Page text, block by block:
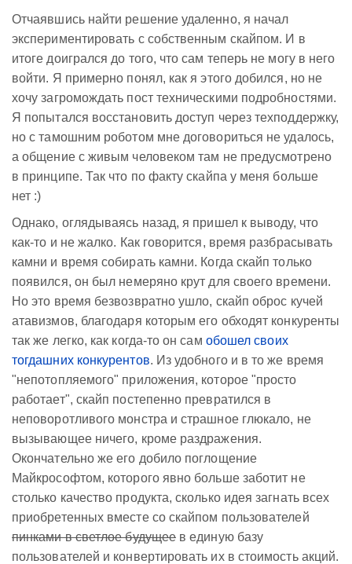
Отчаявшись найти решение удаленно, я начал
экспериментировать с собственным скайпом. И в
итоге доигрался до того, что сам теперь не могу в него
войти. Я примерно понял, как я этого добился, но не
хочу загромождать пост техническими подробностями.
Я попытался восстановить доступ через техподдержку,
но с тамошним роботом мне договориться не удалось,
а общение с живым человеком там не предусмотрено
в принципе. Так что по факту скайпа у меня больше
нет :)
Однако, оглядываясь назад, я пришел к выводу, что
как-то и не жалко. Как говорится, время разбрасывать
камни и время собирать камни. Когда скайп только
появился, он был немеряно крут для своего времени.
Но это время безвозвратно ушло, скайп оброс кучей
атавизмов, благодаря которым его обходят конкуренты
так же легко, как когда-то он сам обошел своих
тогдашних конкурентов. Из удобного и в то же время
"непотопляемого" приложения, которое "просто
работает", скайп постепенно превратился в
неповоротливого монстра и страшное глюкало, не
вызывающее ничего, кроме раздражения.
Окончательно же его добило поглощение
Майкрософтом, которого явно больше заботит не
столько качество продукта, сколько идея загнать всех
приобретенных вместе со скайпом пользователей
пинками в светлое будущее в единую базу
пользователей и конвертировать их в стоимость акций.